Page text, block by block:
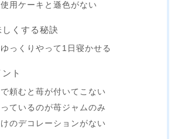
用ケーキと遜色がない
しくする秘訣
っくりやって1日寝かせる
ト
頼むと苺が付いてこない
ているのが苺ジャムのみ
のデコレーションがない